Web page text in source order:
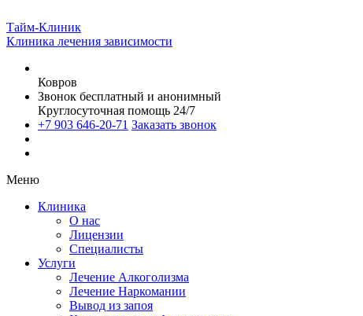
Тайм-Клиник
Клиника лечения зависимости
Ковров
Звонок бесплатный и анонимный
Круглосуточная помощь 24/7
+7 903 646-20-71 Заказать звонок
Меню
Клиника
О нас
Лицензии
Специалисты
Услуги
Лечение Алкоголизма
Лечение Наркомании
Вывод из запоя